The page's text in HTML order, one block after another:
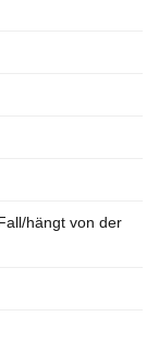
hängt von der